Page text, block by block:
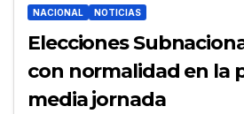
NACIONAL NOTICIAS
Elecciones
con normalidad en la
media jornada